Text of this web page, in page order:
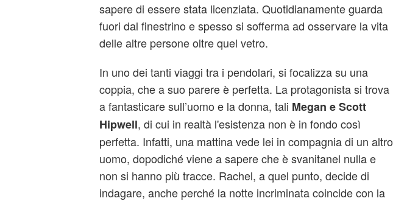
sapere di essere stata licenziata. Quotidianamente guarda
fuori dal finestrino e spesso si sofferma ad osservare la vita
delle altre persone oltre quel vetro.
In uno dei tanti viaggi tra i pendolari, si focalizza su una
coppia, che a suo parere è perfetta. La protagonista si trova
a fantasticare sull’uomo e la donna, tali Megan e Scott
Hipwell, di cui in realtà l'esistenza non è in fondo così
perfetta. Infatti, una mattina vede lei in compagnia di un altro
uomo, dopodiché viene a sapere che è svanitanel nulla e
non si hanno più tracce. Rachel, a quel punto, decide di
indagare, anche perché la notte incriminata coincide con la